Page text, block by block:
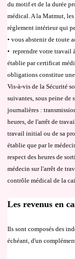
du motif et de la durée
médical. A la Matmut,
règlement intérieur qui
• vous abstenir de toute
• reprendre votre travail
établie par certificat mé
obligations constitue
Vis-à-vis de la Sécurité
suivantes, sous peine
journalières :
heures, de l'arrêt de
travail initial ou de sa
établie que par le mé
respect des heures de
médecin sur l'arrêt de
contrôle médical de la
Les revenus en
Ils sont composés des
échéant, d'un complé